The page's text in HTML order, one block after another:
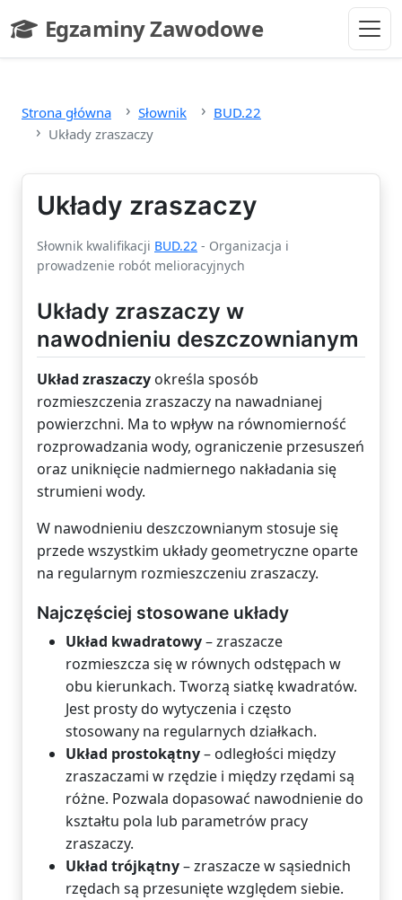
Egzaminy Zawodowe
- strona główna
Strona główna Słownik
BUD.22
Układy zraszaczy
Układy zraszaczy
Słownik kwalifikacji BUD.22 - Organizacja i
prowadzenie robót melioracyjnych
Układy zraszaczy w
nawodnieniu deszczownianym
Układ zraszaczy określa sposób
rozmieszczenia zraszaczy na nawadnianej
powierzchni. Ma to wpływ na równomierność
rozprowadzania wody, ograniczenie przesuszeń
oraz uniknięcie nadmiernego nakładania się
strumieni wody.
W nawodnieniu deszczownianym stosuje się
przede wszystkim układy geometryczne oparte
na regularnym rozmieszczeniu zraszaczy.
Najczęściej stosowane układy
Układ kwadratowy– zraszacze
rozmieszcza się w równych odstępach w
obu kierunkach. Tworzą siatkę kwadratów.
Jest prosty do wytyczenia i często
stosowany na regularnych działkach.
Układ prostokątny– odległości między
zraszaczami w rzędzie i między rzędami są
różne. Pozwala dopasować nawodnienie do
kształtu pola lub parametrów pracy
zraszaczy.
Układ trójkątny– zraszacze w sąsiednich
rzędach są przesunięte względem siebie.